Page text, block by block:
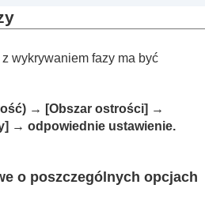
operacje
obrazów
ostr.
wykrywaniem fazy ma być
) → [Obszar ostrości] →
→ odpowiednie ustawienie.
o poszczególnych opcjach